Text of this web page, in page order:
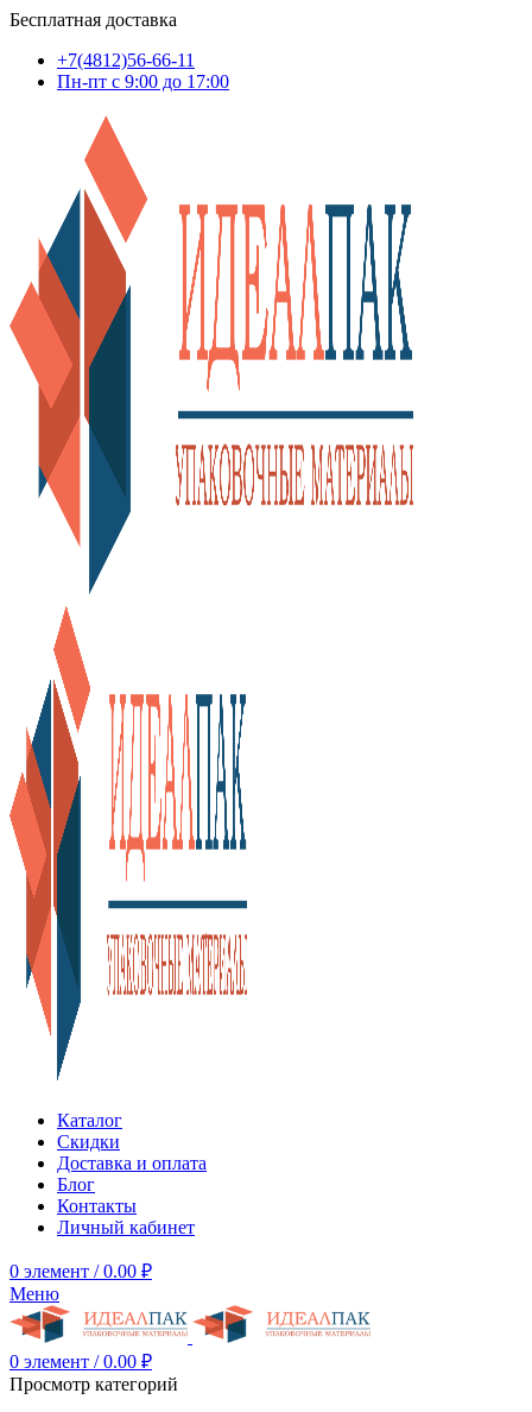
Бесплатная доставка
+7(4812)56-66-11
Пн-пт c 9:00 до 17:00
Каталог
Скидки
Доставка и оплата
Блог
Контакты
Личный кабинет
0 элемент / 0.00 ₽
Меню
0 элемент / 0.00 ₽
Просмотр категорий